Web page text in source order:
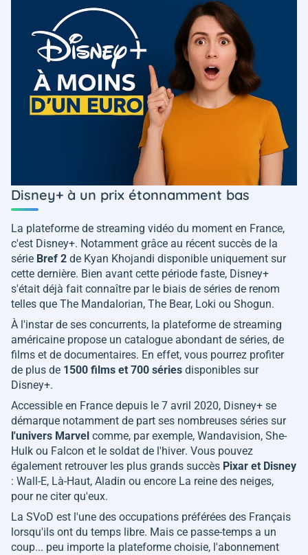
Disney+ à un prix étonnamment bas
La plateforme de streaming vidéo du moment en France,
c'est Disney+. Notamment grâce au récent succès de la
série Bref 2 de Kyan Khojandi disponible uniquement sur
cette dernière. Bien avant cette période faste, Disney+
s'était déjà fait connaître par le biais de séries de renom
telles que The Mandalorian, The Bear, Loki ou Shogun.
À l'instar de ses concurrents, la plateforme de streaming
américaine propose un catalogue abondant de séries, de
films et de documentaires. En effet, vous pourrez profiter
de plus de 1500 films et 700 séries disponibles sur
Disney+.
Accessible en France depuis le 7 avril 2020, Disney+ se
démarque notamment de part ses nombreuses séries sur
l'univers Marvel comme, par exemple, Wandavision, She-
Hulk ou Falcon et le soldat de l'hiver. Vous pouvez
également retrouver les plus grands succès Pixar et Disney
: Wall-E, Là-Haut, Aladin ou encore La reine des neiges,
pour ne citer qu'eux.
La SVoD est l'une des occupations préférées des Français
lorsqu'ils ont du temps libre. Mais ce passe-temps a un
coup... peu importe la plateforme choisie, l'abonnement